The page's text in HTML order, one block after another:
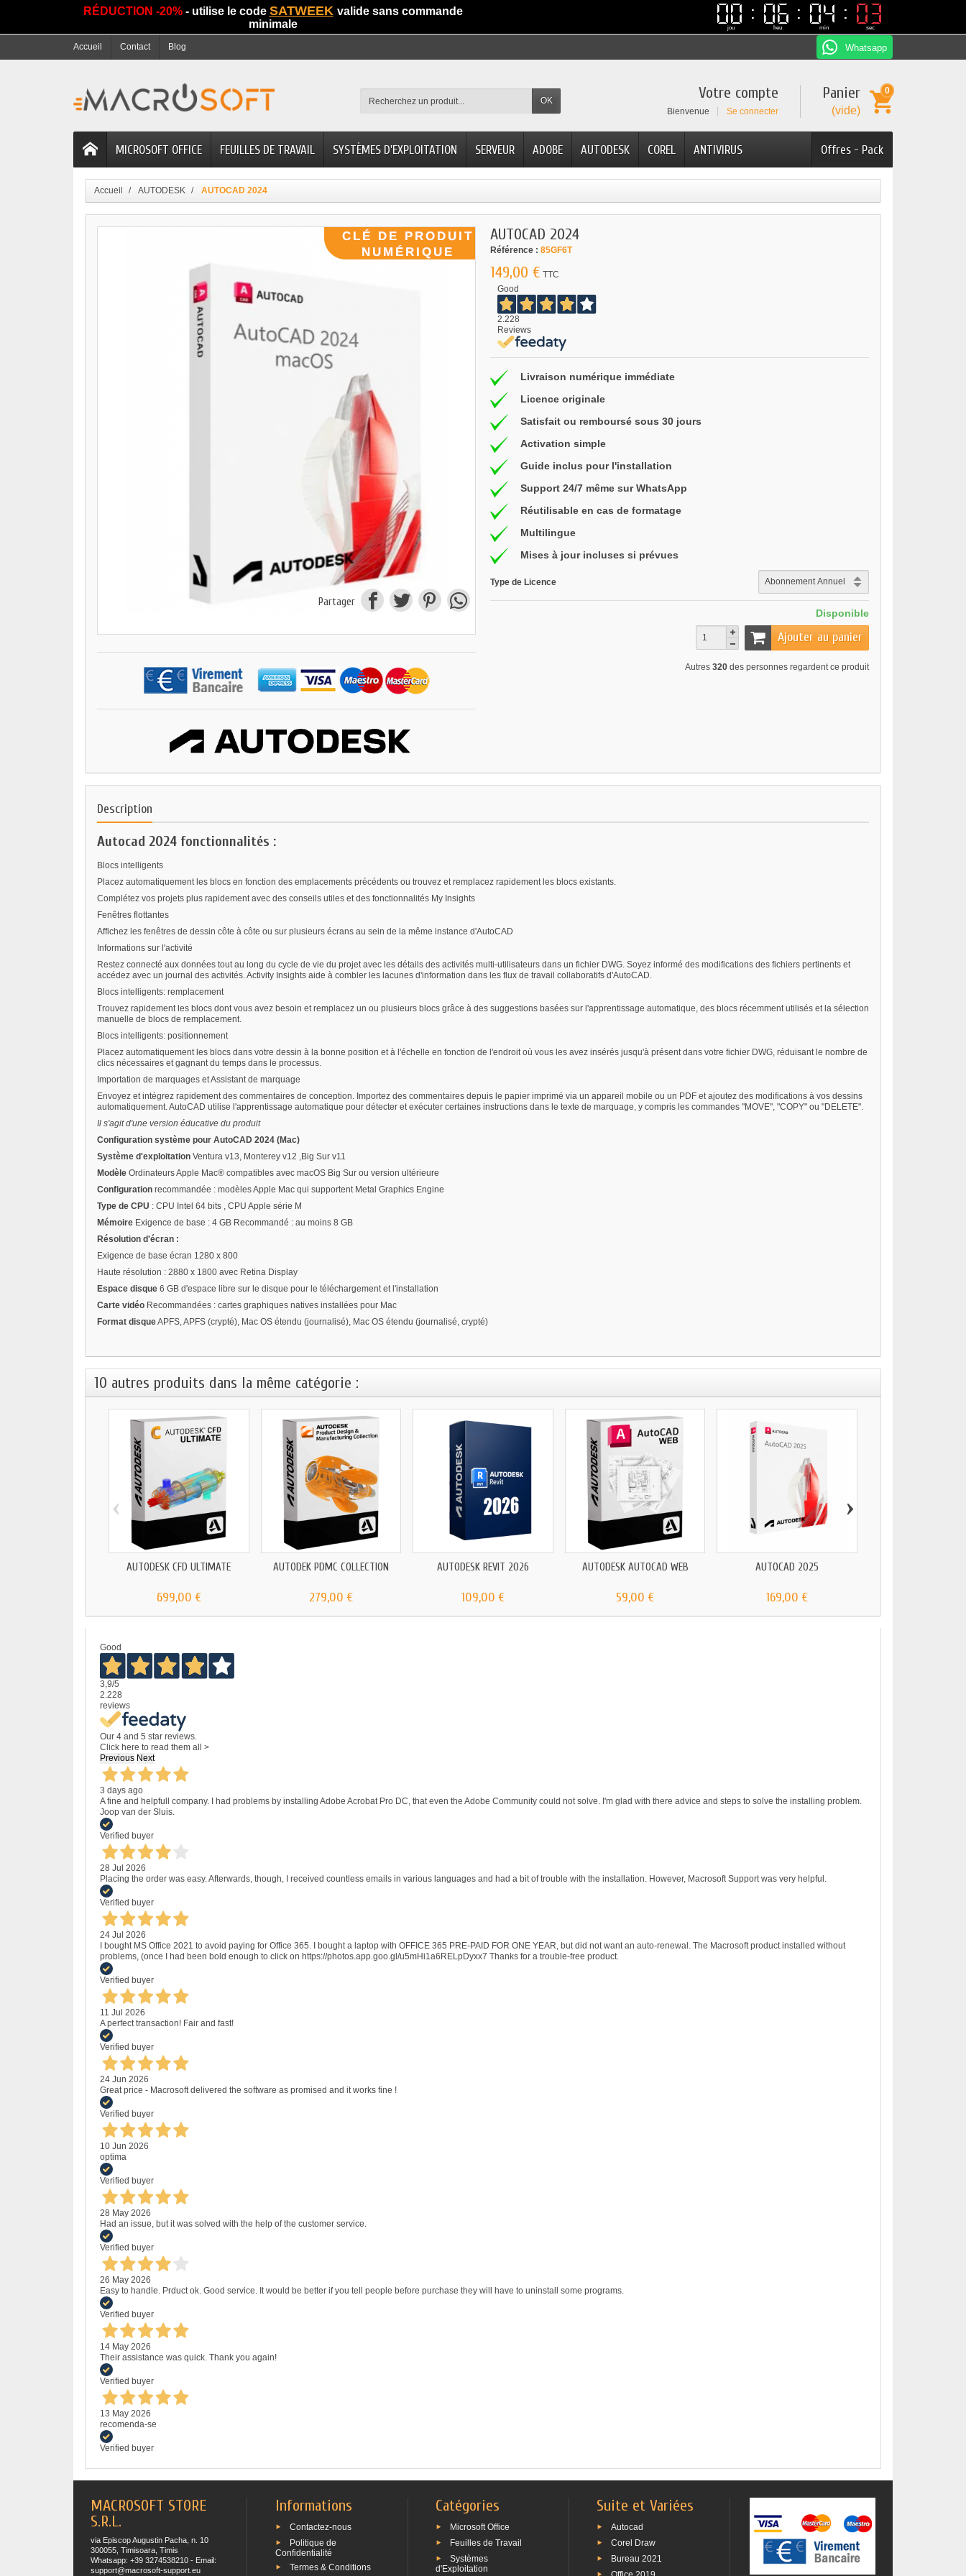
RÉDUCTION -20% - utilise le code SATWEEK valide sans commande
minimale
00
00
jou
06
06
heu
04
04
min
02
02
sec
Accueil Contact Blog Whatsapp
OK Panier
(vide)
0
Votre compte
Bienvenue Se connecter
Offres - Pack
MICROSOFT OFFICE FEUILLES DE TRAVAIL SYSTÈMES D'EXPLOITATION SERVEUR ADOBE AUTODESK COREL ANTIVIRUS
Accueil AUTODESK AUTOCAD 2024
Partager
AUTOCAD 2024
Référence : 85GF6T
149,00 € TTC
Good
2.228
Reviews
Livraison numérique immédiate
Licence originale
Satisfait ou remboursé sous 30 jours
Activation simple
Guide inclus pour l'installation
Support 24/7 même sur WhatsApp
Réutilisable en cas de formatage
Multilingue
Mises à jour incluses si prévues
Type de Licence
Disponible
Ajouter au panier
Autres 320 des personnes regardent ce produit
Description
Autocad 2024 fonctionnalités :
Blocs intelligents
Placez automatiquement les blocs en fonction des emplacements précédents ou trouvez et remplacez rapidement les blocs existants.
Complétez vos projets plus rapidement avec des conseils utiles et des fonctionnalités My Insights
Fenêtres flottantes
Affichez les fenêtres de dessin côte à côte ou sur plusieurs écrans au sein de la même instance d'AutoCAD
Informations sur l'activité
Restez connecté aux données tout au long du cycle de vie du projet avec les détails des activités multi-utilisateurs dans un fichier DWG. Soyez informé des modifications des fichiers pertinents et
accédez avec un journal des activités. Activity Insights aide à combler les lacunes d'information dans les flux de travail collaboratifs d'AutoCAD.
Blocs intelligents: remplacement
Trouvez rapidement les blocs dont vous avez besoin et remplacez un ou plusieurs blocs grâce à des suggestions basées sur l'apprentissage automatique, des blocs récemment utilisés et la sélection
manuelle de blocs de remplacement.
Blocs intelligents: positionnement
Placez automatiquement les blocs dans votre dessin à la bonne position et à l'échelle en fonction de l'endroit où vous les avez insérés jusqu'à présent dans votre fichier DWG, réduisant le nombre de
clics nécessaires et gagnant du temps dans le processus.
Importation de marquages et Assistant de marquage
Envoyez et intégrez rapidement des commentaires de conception. Importez des commentaires depuis le papier imprimé via un appareil mobile ou un PDF et ajoutez des modifications à vos dessins
automatiquement. AutoCAD utilise l'apprentissage automatique pour détecter et exécuter certaines instructions dans le texte de marquage, y compris les commandes "MOVE", "COPY" ou "DELETE".
Il s'agit d'une version éducative du produit
Configuration système pour AutoCAD 2024 (Mac)
Système d'exploitation Ventura v13, Monterey v12 ,Big Sur v11
Modèle Ordinateurs Apple Mac® compatibles avec macOS Big Sur ou version ultérieure
Configuration recommandée : modèles Apple Mac qui supportent Metal Graphics Engine
Type de CPU : CPU Intel 64 bits , CPU Apple série M
Mémoire Exigence de base : 4 GB Recommandé : au moins 8 GB
Résolution d'écran :
Exigence de base écran 1280 x 800
Haute résolution : 2880 x 1800 avec Retina Display
Espace disque 6 GB d'espace libre sur le disque pour le téléchargement et l'installation
Carte vidéo Recommandées : cartes graphiques natives installées pour Mac
Format disqueAPFS, APFS (crypté), Mac OS étendu (journalisé), Mac OS étendu (journalisé, crypté)
10 autres produits dans la même catégorie :
AUTODESK CFD ULTIMATE
699,00 €
AUTODEK PDMC COLLECTION
279,00 €
AUTODESK REVIT 2026
109,00 €
AUTODESK AUTOCAD WEB
59,00 €
AUTOCAD 2025
169,00 €
‹ ›
Good
3,9/5
2.228
reviews
Our 4 and 5 star reviews.
Click here to read them all >
Previous Next
3 days ago
A fine and helpfull company. I had problems by installing Adobe Acrobat Pro DC, that even the Adobe Community could not solve. I'm glad with there advice and steps to solve the installing problem.
Joop van der Sluis.
Verified buyer
28 Jul 2026
Placing the order was easy. Afterwards, though, I received countless emails in various languages and had a bit of trouble with the installation. However, Macrosoft Support was very helpful.
Verified buyer
24 Jul 2026
I bought MS Office 2021 to avoid paying for Office 365. I bought a laptop with OFFICE 365 PRE-PAID FOR ONE YEAR, but did not want an auto-renewal. The Macrosoft product installed without
problems, (once I had been bold enough to click on https://photos.app.goo.gl/u5mHi1a6RELpDyxx7 Thanks for a trouble-free product.
Verified buyer
11 Jul 2026
A perfect transaction! Fair and fast!
Verified buyer
24 Jun 2026
Great price - Macrosoft delivered the software as promised and it works fine !
Verified buyer
10 Jun 2026
optima
Verified buyer
28 May 2026
Had an issue, but it was solved with the help of the customer service.
Verified buyer
26 May 2026
Easy to handle. Prduct ok. Good service. It would be better if you tell people before purchase they will have to uninstall some programs.
Verified buyer
14 May 2026
Their assistance was quick. Thank you again!
Verified buyer
13 May 2026
recomenda-se
Verified buyer
MACROSOFT STORE
S.R.L.
via Episcop Augustin Pacha, n. 10
300055, Timisoara, Timis
Whatsapp: +39 3274538210 - Email:
support@macrosoft-support.eu
Informations
Contactez-nous
Politique de
Confidentialité
Termes & Conditions
Catégories
Microsoft Office
Feuilles de Travail
Systèmes
d'Exploitation
Suite et Variées
Autocad
Corel Draw
Bureau 2021